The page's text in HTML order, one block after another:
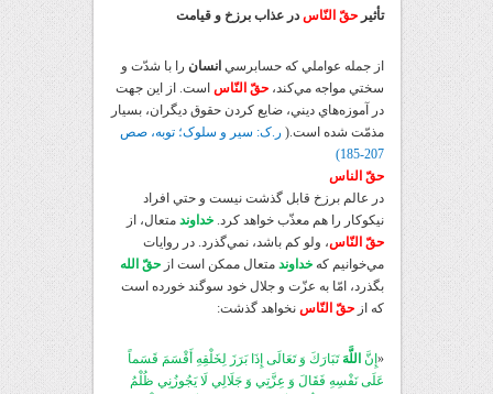
تأثيرحقّ النّاسدر عذاب برزخ و قيامت
از جمله عواملي که حسابرسي انسان را با شدّت و
سختي مواجه مي‌کند،حقّ النّاس است. از اين جهت
در آموزه‌هاي ديني، ضايع کردن حقوق ديگران، بسيار
مذمّت شده است.( ر.ک: سير و سلوک؛ توبه، صص
207-185)
حقّ الناس
در عالم برزخ قابل گذشت نيست و حتي افراد
نيکوکار را هم معذّب خواهد کرد.خداوند متعال، از
حقّ النّاس، ولو کم باشد، نمي‌گذرد. در روايات
مي‌خوانيم کهخداوندمتعال ممکن است ازحقّ الله
بگذرد، امّا به عزّت و جلال خود سوگند خورده است
که ازحقّ النّاسنخواهد گذشت:
« إِنَّ اللَّهَ تَبَارَكَ وَ تَعَالَى إِذَا بَرَزَ لِخَلْقِهِ أَقْسَمَ قَسَماً
عَلَى نَفْسِهِ فَقَالَ وَ عِزَّتِي وَ جَلَالِي لَا يَجُوزُنِي ظُلْمُ